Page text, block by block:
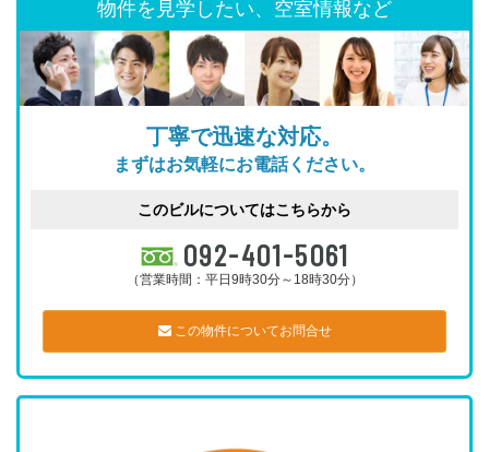
物件を見学したい、空室情報など
丁寧で迅速な対応。
まずはお気軽にお電話ください。
このビルについてはこちらから
092-401-5061
（営業時間：平日9時30分～18時30分）
この物件についてお問合せ